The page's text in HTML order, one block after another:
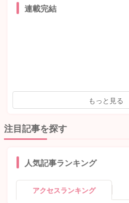
連載完結
もっと見る
注目記事を探す
人気記事ランキング
アクセスランキング